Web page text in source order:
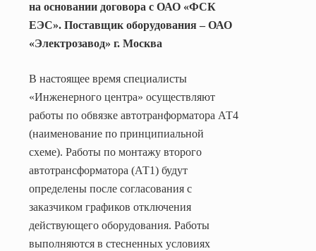
на основании договора с ОАО «ФСК
ЕЭС». Поставщик оборудования – ОАО
«Электрозавод» г. Москва
В настоящее время специалисты
«Инженерного центра» осуществляют
работы по обвязке автотранформатора АТ4
(наименование по принципиальной
схеме). Работы по монтажу второго
автотрансформатора (АТ1) будут
определены после согласования с
заказчиком графиков отключения
действующего оборудования. Работы
выполняются в стесненных условиях